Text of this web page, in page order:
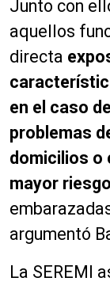
Junto con
aquellos
directa
en el caso
problemas
domicilios o
mayor riesgo
argumentó
La SEREMI